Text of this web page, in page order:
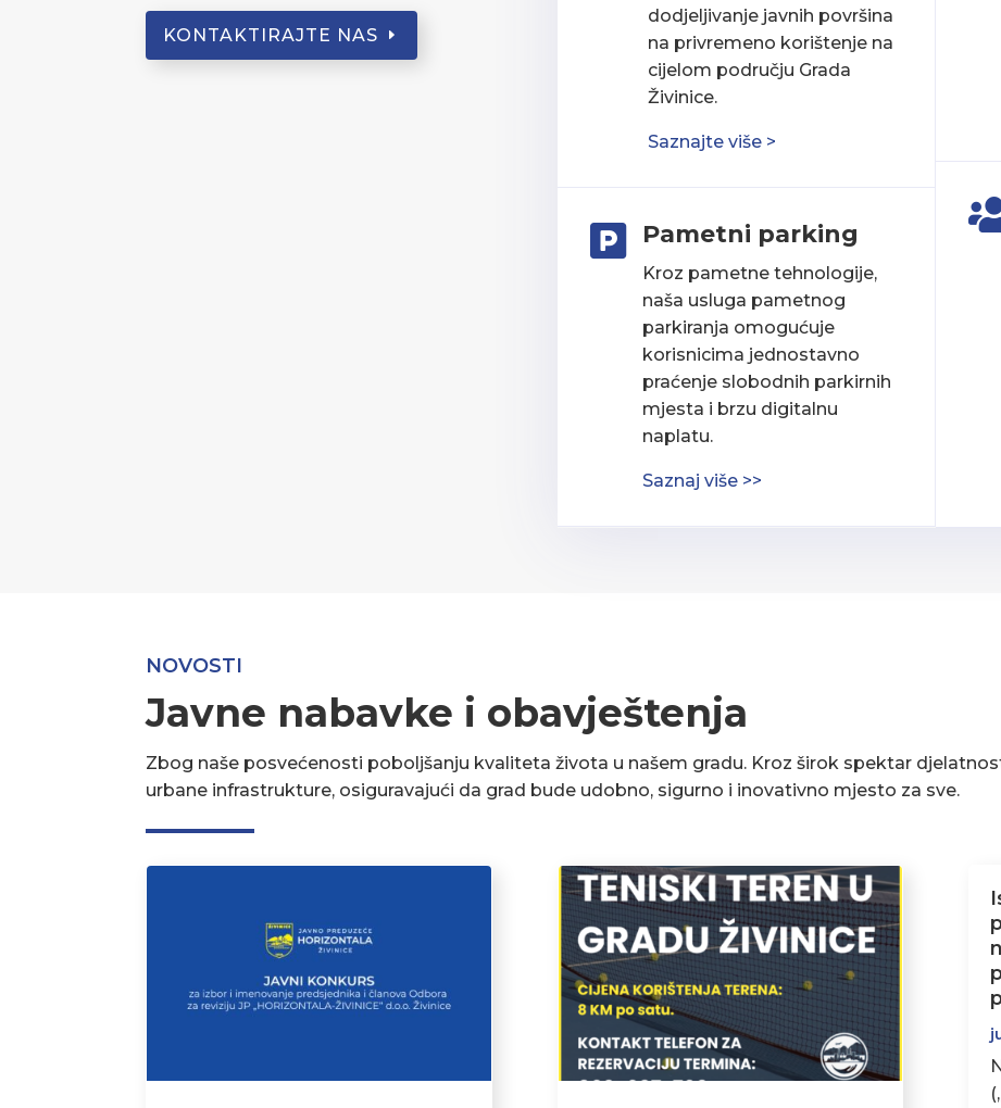
KONTAKTIRAJTE NAS
dodjeljivanje javnih površina
na privremeno korištenje na
cijelom području Grada
Živinice.
Saznajte više >
 Pametni parking
Kroz pametne tehnologije,
naša usluga pametnog
parkiranja omogućuje
korisnicima jednostavno
praćenje slobodnih parkirnih
mjesta i brzu digitalnu
naplatu.
Saznaj više >>
NOVOSTI
Javne nabavke i obavještenja
Zbog naše posvećenosti poboljšanju kvaliteta života u našem gradu. Kroz širok spektar
urbane infrastrukture, osiguravajući da grad bude udobno, sigurno i inovativno mjesto za sve.